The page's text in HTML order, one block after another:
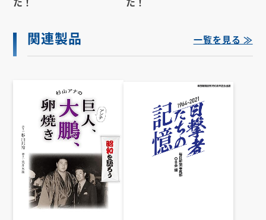
関連製品 一覧を見る ≫